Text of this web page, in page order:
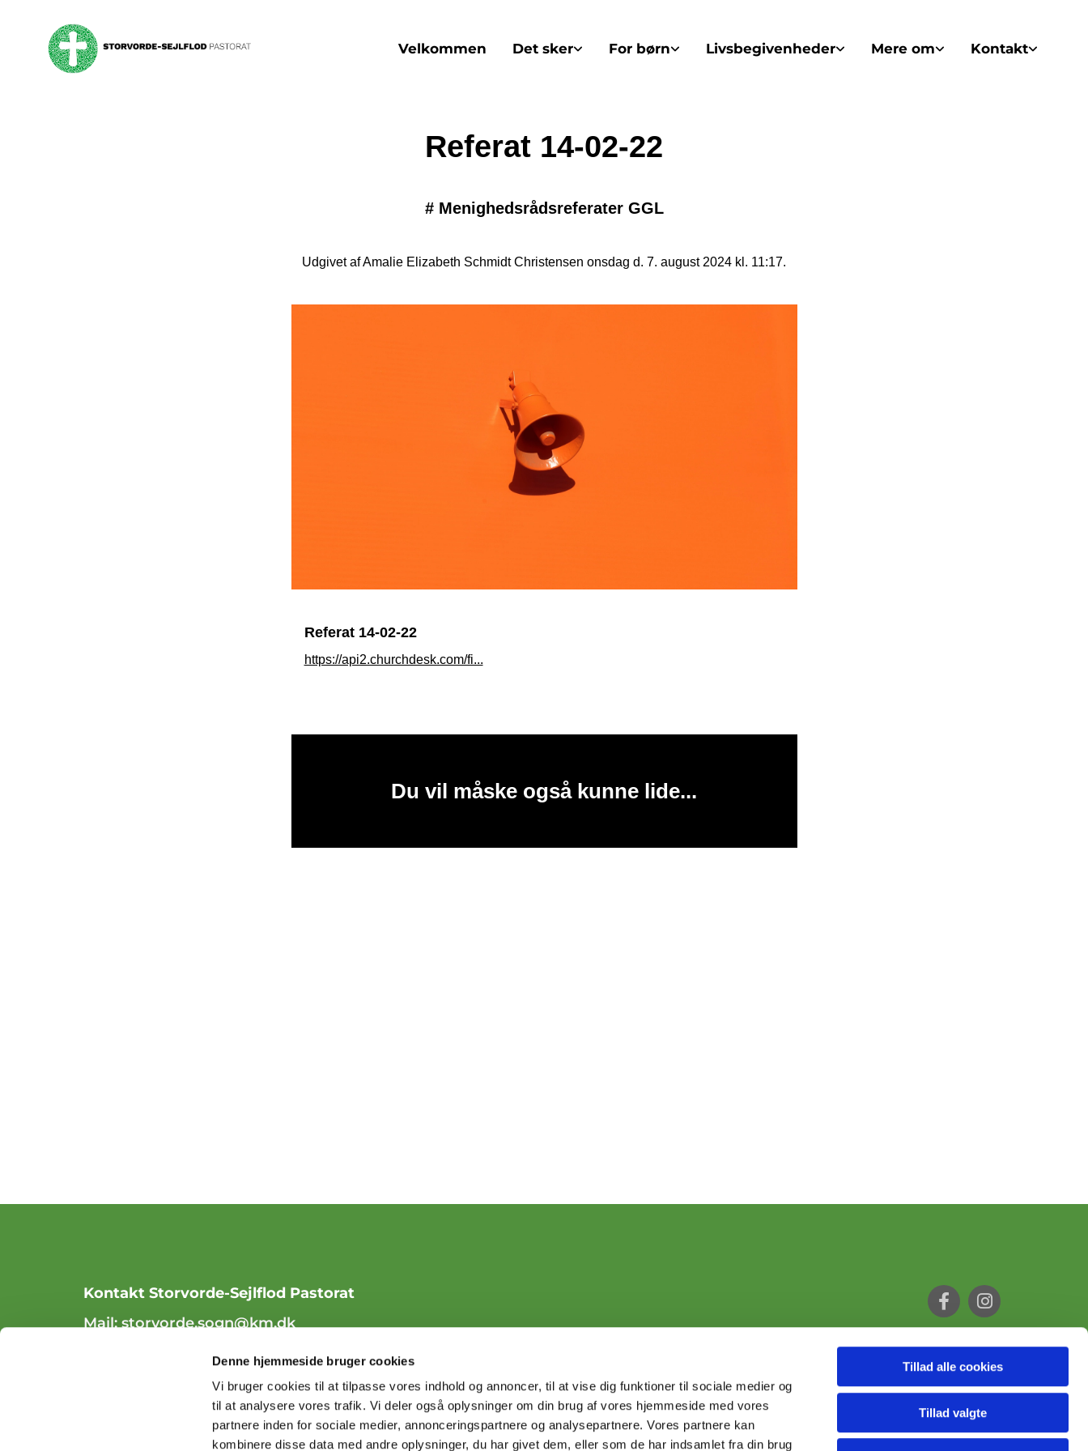
Denne hjemmeside bruger cookies
Vi bruger cookies til at tilpasse vores indhold og annoncer, til at vise dig funktioner til sociale medier og
til at analysere vores trafik. Vi deler også oplysninger om din brug af vores hjemmeside med vores
partnere inden for sociale medier, annonceringspartnere og analysepartnere. Vores partnere kan
kombinere disse data med andre oplysninger, du har givet dem, eller som de har indsamlet fra din brug
Tillad alle cookies
Tillad valgte
Velkommen Det sker For børn Livsbegivenheder Mere om Kontakt
Referat 14-02-22
# Menighedsrådsreferater GGL
Udgivet af Amalie Elizabeth Schmidt Christensen onsdag d. 7. august 2024 kl. 11:17.
Referat 14-02-22
https://api2.churchdesk.com/fi...
Du vil måske også kunne lide...
Kontakt Storvorde-Sejlflod Pastorat
Mail:storvorde.sogn@km.dk